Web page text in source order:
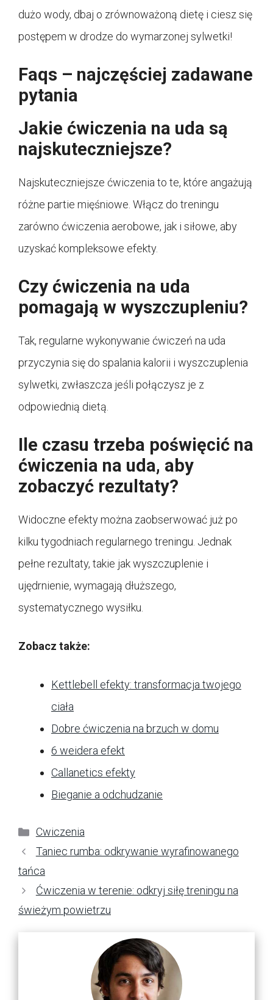
dużo wody, dbaj o zrównoważoną dietę i ciesz się
postępem w drodze do wymarzonej sylwetki!
Faqs – najczęściej zadawane
pytania
Jakie ćwiczenia na uda są
najskuteczniejsze?
Najskuteczniejsze ćwiczenia to te, które angażują
różne partie mięśniowe. Włącz do treningu
zarówno ćwiczenia aerobowe, jak i siłowe, aby
uzyskać kompleksowe efekty.
Czy ćwiczenia na uda
pomagają w wyszczupleniu?
Tak, regularne wykonywanie ćwiczeń na uda
przyczynia się do spalania kalorii i wyszczuplenia
sylwetki, zwłaszcza jeśli połączysz je z
odpowiednią dietą.
Ile czasu trzeba poświęcić na
ćwiczenia na uda, aby
zobaczyć rezultaty?
Widoczne efekty można zaobserwować już po
kilku tygodniach regularnego treningu. Jednak
pełne rezultaty, takie jak wyszczuplenie i
ujędrnienie, wymagają dłuższego,
systematycznego wysiłku.
Zobacz także:
Kettlebell efekty: transformacja twojego
ciała
Dobre ćwiczenia na brzuch w domu
6 weidera efekt
Callanetics efekty
Bieganie a odchudzanie
Kategorie
Cwiczenia
Taniec rumba: odkrywanie wyrafinowanego
tańca
Ćwiczenia w terenie: odkryj siłę treningu na
świeżym powietrzu